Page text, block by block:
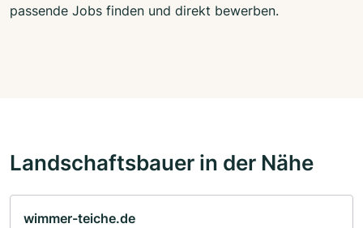
passende Jobs finden und direkt bewerben.
Landschaftsbauer in der Nähe
wimmer-teiche.de